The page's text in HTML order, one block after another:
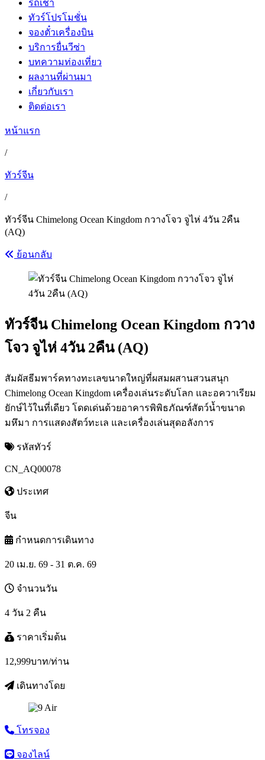
รถเช่า
ทัวร์โปรโมชั่น
จองตั๋วเครื่องบิน
บริการยื่นวีซ่า
บทความท่องเที่ยว
ผลงานที่ผ่านมา
เกี่ยวกับเรา
ติดต่อเรา
หน้าแรก
/
ทัวร์จีน
/
ทัวร์จีน Chimelong Ocean Kingdom กวางโจว จูไห่ 4วัน 2คืน
(AQ)
ย้อนกลับ
ทัวร์จีน Chimelong Ocean Kingdom กวาง
โจว จูไห่ 4วัน 2คืน (AQ)
สัมผัสธีมพาร์คทางทะเลขนาดใหญ่ที่ผสมผสานสวนสนุก
Chimelong Ocean Kingdom เครื่องเล่นระดับโลก และอควาเรียม
ยักษ์ไว้ในที่เดียว โดดเด่นด้วยอาคารพิพิธภัณฑ์สัตว์น้ำขนาด
มหึมา การแสดงสัตว์ทะเล และเครื่องเล่นสุดอลังการ
รหัสทัวร์
CN_AQ00078
ประเทศ
จีน
กำหนดการเดินทาง
20 เม.ย. 69 - 31 ต.ค. 69
จำนวนวัน
4 วัน 2 คืน
ราคาเริ่มต้น
12,999บาท/ท่าน
เดินทางโดย
โทรจอง
จองไลน์